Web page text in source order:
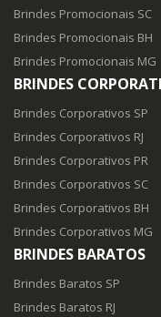
Brindes Promocionais SC
Brindes Promocionais BH
Brindes Promocionais MG
BRINDES
Brindes Corporativos SP
Brindes Corporativos RJ
Brindes Corporativos PR
Brindes Corporativos SC
Brindes Corporativos BH
Brindes Corporativos MG
BRINDES BARATOS
Brindes Baratos SP
Brindes Baratos RJ